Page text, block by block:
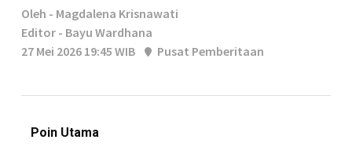
Oleh - Magdalena Krisnawati
Editor - Bayu Wardhana
27 Mei 2026 19:45 WIB
Pusat Pemberitaan
Poin Utama